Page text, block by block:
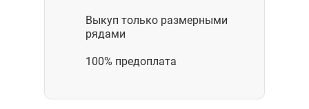
Выкуп только размерными
рядами
100% предоплата